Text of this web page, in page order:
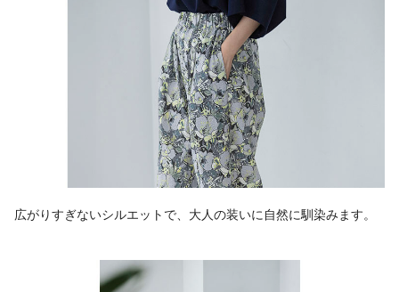
広がりすぎないシルエットで、大人の装いに自然に馴染みます。